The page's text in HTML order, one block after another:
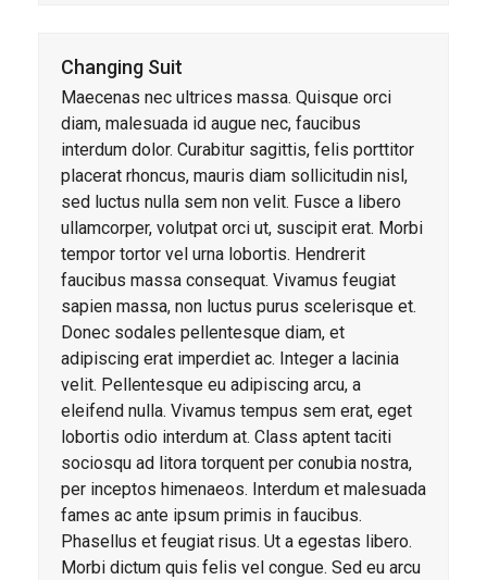
Changing Suit
Maecenas nec ultrices massa. Quisque orci
diam, malesuada id augue nec, faucibus
interdum dolor. Curabitur sagittis, felis porttitor
placerat rhoncus, mauris diam sollicitudin nisl,
sed luctus nulla sem non velit. Fusce a libero
ullamcorper, volutpat orci ut, suscipit erat. Morbi
tempor tortor vel urna lobortis. Hendrerit
faucibus massa consequat. Vivamus feugiat
sapien massa, non luctus purus scelerisque et.
Donec sodales pellentesque diam, et
adipiscing erat imperdiet ac. Integer a lacinia
velit. Pellentesque eu adipiscing arcu, a
eleifend nulla. Vivamus tempus sem erat, eget
lobortis odio interdum at. Class aptent taciti
sociosqu ad litora torquent per conubia nostra,
per inceptos himenaeos. Interdum et malesuada
fames ac ante ipsum primis in faucibus.
Phasellus et feugiat risus. Ut a egestas libero.
Morbi dictum quis felis vel congue. Sed eu arcu